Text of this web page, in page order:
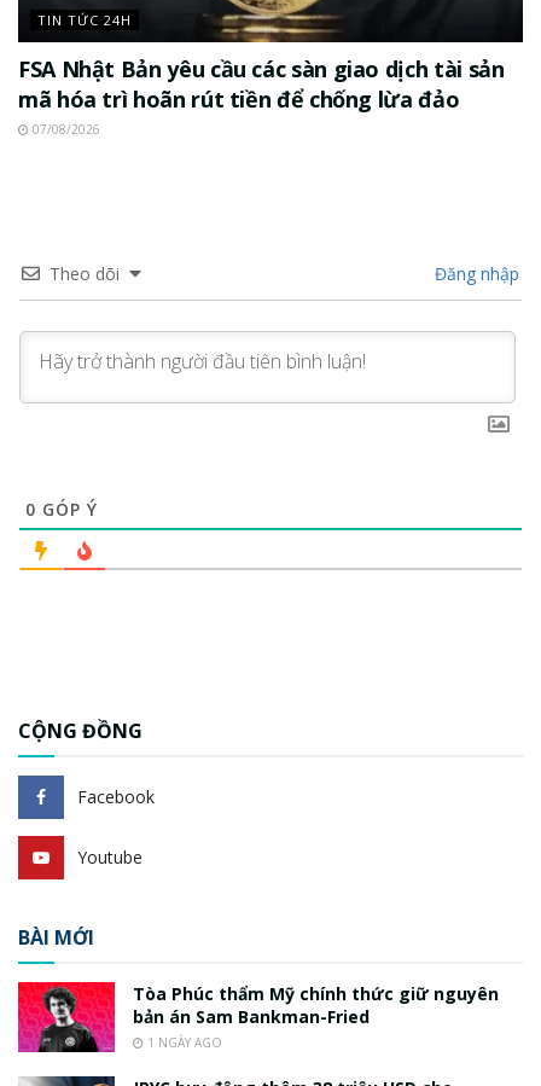
TIN TỨC 24H
FSA Nhật Bản yêu cầu các sàn giao dịch tài sản
mã hóa trì hoãn rút tiền để chống lừa đảo
07/08/2026
Theo dõi Đăng nhập
0 GÓP Ý
CỘNG ĐỒNG
Facebook
Youtube
BÀI MỚI
Tòa Phúc thẩm Mỹ chính thức giữ nguyên
bản án Sam Bankman-Fried
1 NGÀY AGO